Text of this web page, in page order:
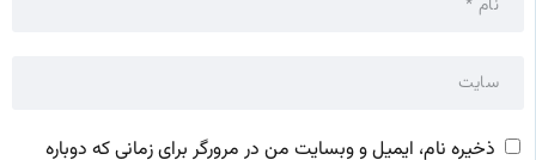
ذخیره نام، ایمیل و وبسایت من در مرورگر برای زمانی که دوباره